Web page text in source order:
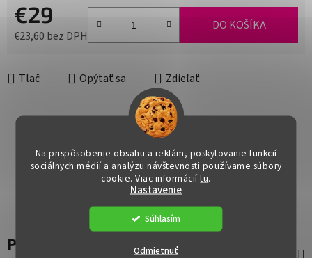
Na prispôsobenie obsahu a reklám, poskytovanie funkcií
sociálnych médií a analýzu návštevnosti používame súbory
cookie. Viac informáciítu.
Nastavenie
Odmietnuť
Súhlasím
€29
€23,60 bez DPH
DO KOŠÍKA
Tlač Opýtať sa Zdieľať
Popis